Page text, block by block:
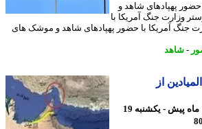
پهپادهای شاهد و
جنگ آمریکا با
آمریکا با حضور پهپادهای شاهد و موشک های
شاهد
از
6 ماه پیش - یکشنبه 19